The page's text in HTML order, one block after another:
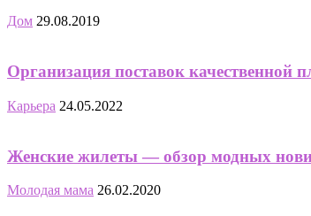
Дом 29.08.2019
Организация поставок качественной
Карьера 24.05.2022
Женские жилеты — обзор модных
Молодая мама 26.02.2020